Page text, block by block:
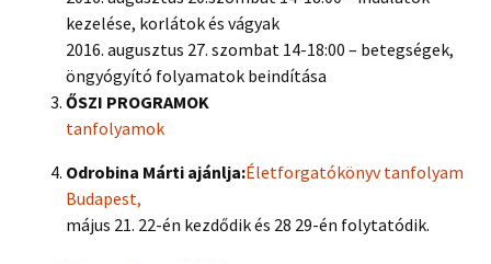
kezelése, korlátok és vágyak
2016. augusztus 27. szombat 14-18:00 – betegségek,
öngyógyító folyamatok beindítása
ŐSZI PROGRAMOK
tanfolyamok
Odrobina Márti ajánlja:Életforgatókönyv tanfolyam
Budapest,
május 21. 22-én kezdődik és 28 29-én folytatódik.